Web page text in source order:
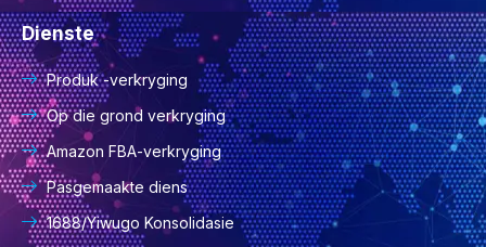
Dienste
Produk -verkryging
Op die grond verkryging
Amazon FBA-verkryging
Pasgemaakte diens
1688/Yiwugo Konsolidasie